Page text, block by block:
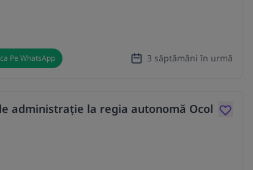
Pe WhatsApp 3 săptămâni în urmă
administrație la regia autonomă Ocol